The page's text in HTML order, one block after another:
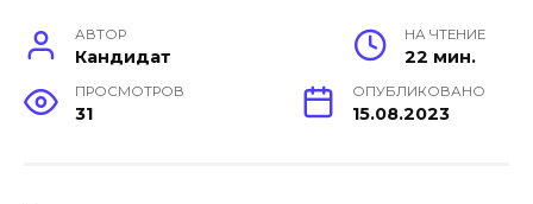
АВТОР
Кандидат
НА ЧТЕНИЕ
22 мин.
ПРОСМОТРОВ
31
ОПУБЛИКОВАНО
15.08.2023